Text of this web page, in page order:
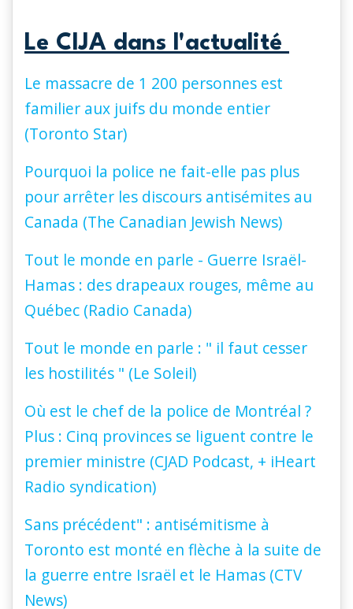
Le CIJA dans l'actualité
Le massacre de 1 200 personnes est
familier aux juifs du monde entier
(Toronto Star)
Pourquoi la police ne fait-elle pas plus
pour arrêter les discours antisémites au
Canada (The Canadian Jewish News)
Tout le monde en parle - Guerre Israël-
Hamas : des drapeaux rouges, même au
Québec (Radio Canada)
Tout le monde en parle : " il faut cesser
les hostilités " (Le Soleil)
Où est le chef de la police de Montréal ?
Plus : Cinq provinces se liguent contre le
premier ministre (CJAD Podcast, + iHeart
Radio syndication)
Sans précédent" : antisémitisme à
Toronto est monté en flèche à la suite de
la guerre entre Israël et le Hamas (CTV
News)